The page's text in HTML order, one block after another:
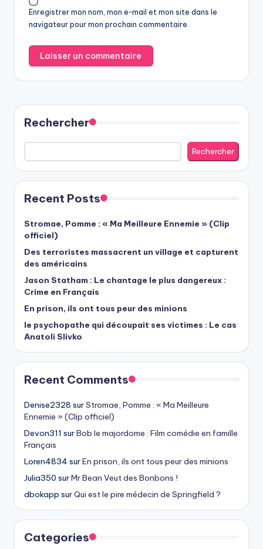
Enregistrer mon nom, mon e-mail et mon site dans le
navigateur pour mon prochain commentaire.
Rechercher
Rechercher
Recent Posts
Stromae, Pomme : « Ma Meilleure Ennemie » (Clip
officiel)
Des terroristes massacrent un village et capturent
des américains
Jason Statham : Le chantage le plus dangereux :
Crime en Français
En prison, ils ont tous peur des minions
le psychopathe qui découpait ses victimes : Le cas
Anatoli Slivko
Recent Comments
Denise2328 surStromae, Pomme : « Ma Meilleure
Ennemie » (Clip officiel)
Devon311 surBob le majordome : Film comédie en famille
Français
Loren4834 surEn prison, ils ont tous peur des minions
Julia350 surMr Bean Veut des Bonbons !
dbokapp surQui est le pire médecin de Springfield ?
Categories